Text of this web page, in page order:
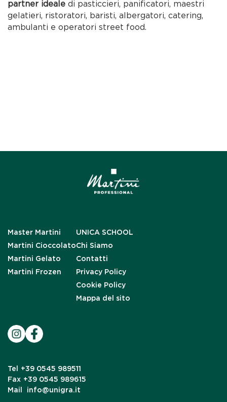
partner ideale di pasticcieri, panificatori, maestri
gelatieri, ristoratori, baristi, albergatori, catering,
ambulanti e operatori street food.
Master Martini
Martini Cioccolato
Martini Gelato
Martini Frozen
UNICA SCHOOL
Chi Siamo
Contatti
Privacy Policy
Cookie Policy
Mappa del sito
Tel
+39 0545 989511
Fax +39 0545 989615
Mail
info@unigra.it